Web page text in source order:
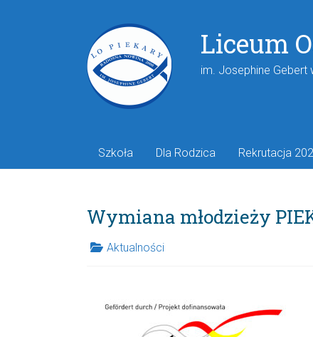
Liceum
im. Josephine Gebert
Szkoła Dla Rodzica Rekrutacja
Wymiana młodzieży
Aktualności